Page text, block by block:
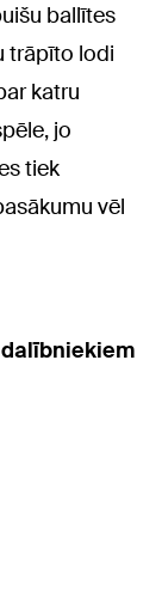
ballītes
trāpīto lodi
katru
jo
tiek
vēl